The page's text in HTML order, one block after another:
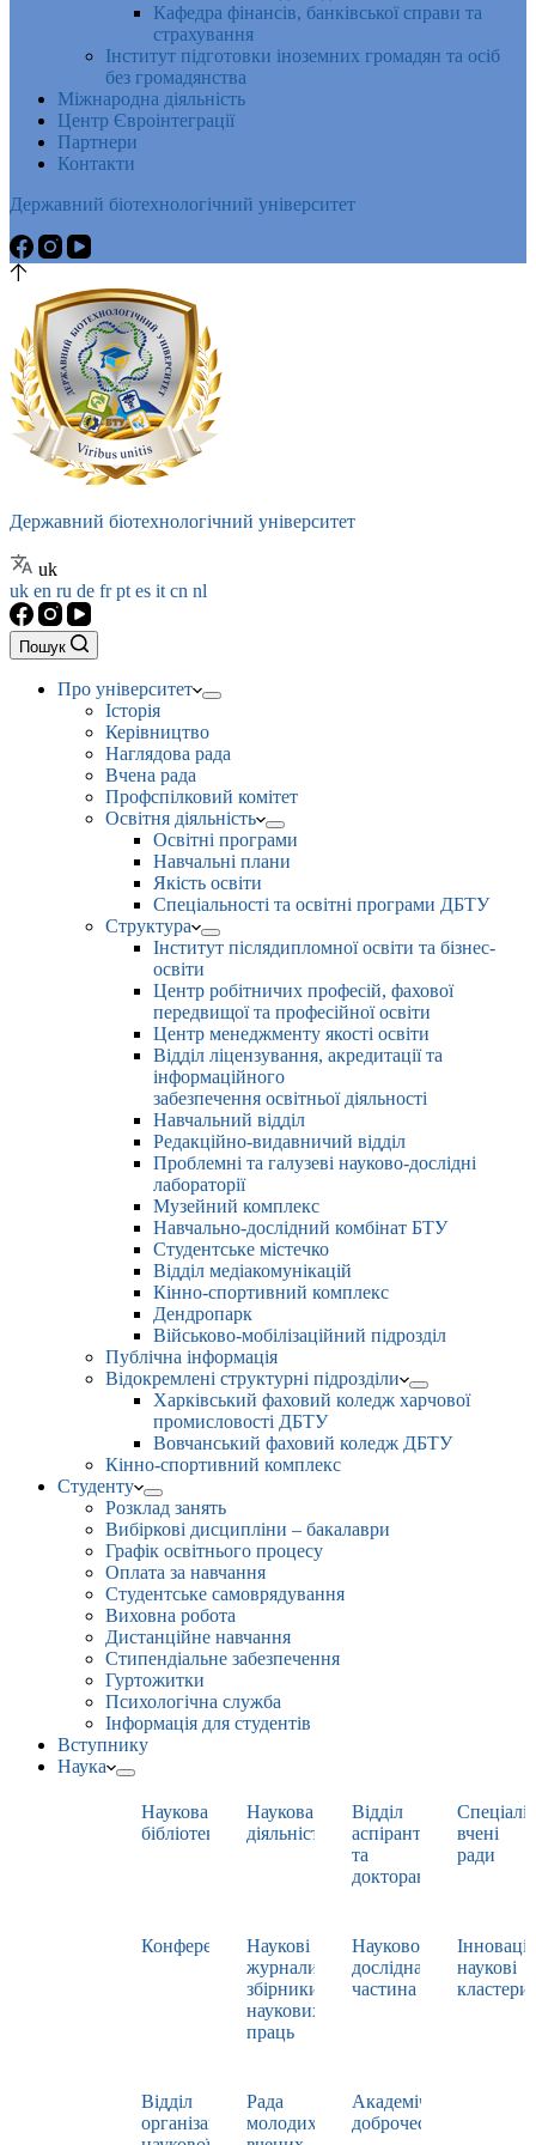
Кафедра фінансів, банківської справи та
страхування
Інститут підготовки іноземних громадян та осіб
без громадянства
Міжнародна діяльність
Центр Євроінтеграції
Партнери
Контакти
Державний біотехнологічний університет
Державний біотехнологічний університет
uk
uk en ru de frpt es it cn nl
Пошук
Про університет
Історія
Керівництво
Наглядова рада
Вчена рада
Профспілковий комітет
Освітня діяльність
Освітні програми
Навчальні плани
Якість освіти
Спеціальності та освітні програми ДБТУ
Структура
Інститут післядипломної освіти та бізнес-
освіти
Центр робітничих професій, фахової
передвищої та професійної освіти
Центр менеджменту якості освіти
Відділ ліцензування, акредитації та
інформаційного
забезпечення освітньої діяльності
Навчальний відділ
Редакційно-видавничий відділ
Проблемні та галузеві науково-дослідні
лабораторії
Музейний комплекс
Навчально-дослідний комбінат БТУ
Студентське містечко
Відділ медіакомунікацій
Кінно-спортивний комплекс
Дендропарк
Військово-мобілізаційний підрозділ
Публічна інформація
Відокремлені структурні підрозділи
Харківський фаховий коледж харчової
промисловості ДБТУ
Вовчанський фаховий коледж ДБТУ
Кінно-спортивний комплекс
Студенту
Розклад занять
Вибіркові дисципліни – бакалаври
Графік освітнього процесу
Оплата за навчання
Студентське самоврядування
Виховна робота
Дистанційне навчання
Стипендіальне забезпечення
Гуртожитки
Психологічна служба
Інформація для студентів
Вступнику
Наука
Наукова
бібліотека
Наукова
діяльність
Відділ
аспірантури
та
докторантури
вчені
ради
Конференції
Наукові
журнали,
збірники
наукових
праць
Науково-
дослідна
частина
наукові
кластери
Відділ
організації
Рада
молодих
Академічна
доброчесність